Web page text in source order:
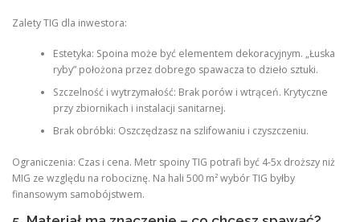
Zalety TIG dla inwestora:
Estetyka: Spoina może być elementem dekoracyjnym. „Łuska
ryby” położona przez dobrego spawacza to dzieło sztuki.
Szczelność i wytrzymałość: Brak porów i wtrąceń. Krytyczne
przy zbiornikach i instalacji sanitarnej.
Brak obróbki: Oszczędzasz na szlifowaniu i czyszczeniu.
Ograniczenia: Czas i cena. Metr spoiny TIG potrafi być 4-5x droższy niż
MIG ze względu na robociznę. Na hali 500 m² wybór TIG byłby
finansowym samobójstwem.